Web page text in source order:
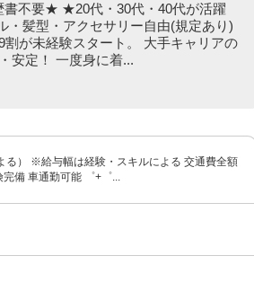
不要★ ★20代・30代・40代が活躍
・髪型・アクセサリー自由(規定あり)
割が未経験スタート。 大手キャリアの
安定！ 一度身に着...
る） ※給与幅は経験・スキルによる 交通費全額
備 車通勤可能 ゜+゜...